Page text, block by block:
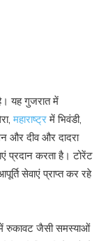
यह गुजरात में
महाराष्ट्रमें भिवंडी,
और दीव और दादरा
प्रदान करता है। टोरेंट
सेवाएं प्राप्त कर रहे
रुकावट जैसी समस्याओं